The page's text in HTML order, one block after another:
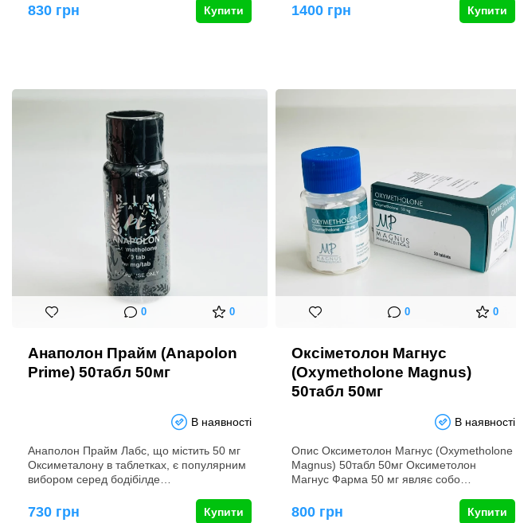
830 грн Купити 1400 грн Купити
0 0
Анаполон Прайм (Anapolon
Prime) 50табл 50мг
В наявності
Анаполон Прайм Лабс, що містить 50 мг
Оксиметалону в таблетках, є популярним
вибором серед бодібілде…
730 грн Купити
0 0
Оксіметолон Магнус
(Oxymetholone Magnus)
50табл 50мг
В наявності
Опис Оксиметолон Магнус (Oxymetholone
Magnus) 50табл 50мг Оксиметолон
Магнус Фарма 50 мг являє собо…
800 грн Купити